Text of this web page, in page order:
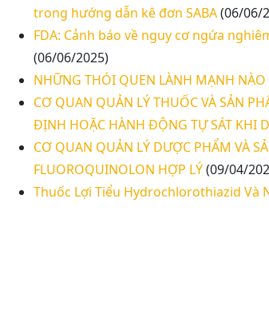
trong hướng dẫn kê đơn SABA(06/06/
FDA: Cảnh báo về nguy cơ ngứa
(06/06/2025)
NHỮNG THÓI QUEN LÀNH MẠNH
CƠ QUAN QUẢN LÝ THUỐC VÀ SẢN
ĐỊNH HOẶC HÀNH ĐỘNG TỰ SÁT KHI
CƠ QUAN QUẢN LÝ DƯỢC PHẨM VÀ
FLUOROQUINOLON HỢP LÝ(09/04/
Thuốc Lợi Tiểu Hydrochlorothiazid Và